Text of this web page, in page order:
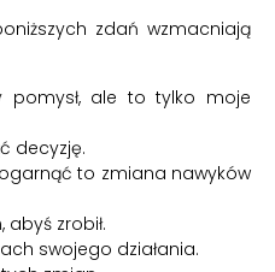
zdań wzmacniają
pomysł, ale to tylko moje
decyzję.
to zmiana nawyków
zrobił.
swojego działania.